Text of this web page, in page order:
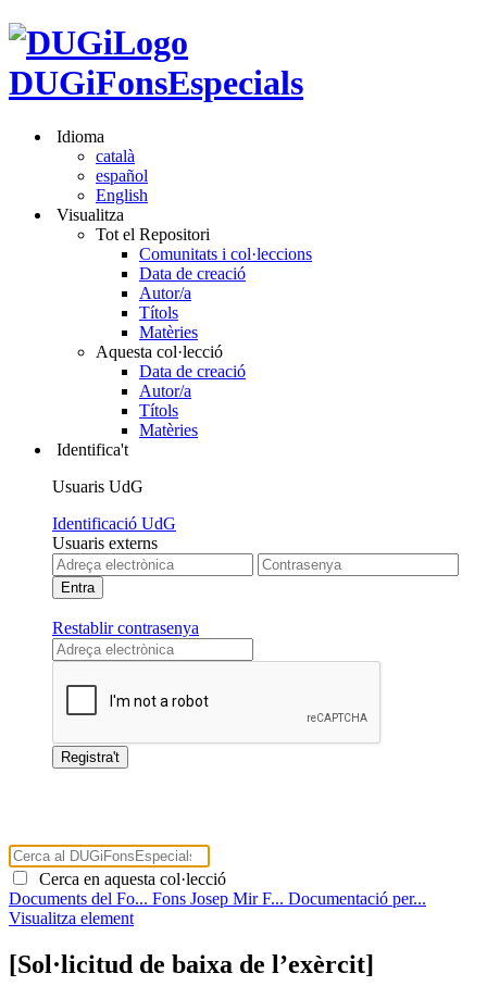
DUGiFonsEspecials
Idioma
català
español
English
Visualitza
Tot el Repositori
Comunitats i col·leccions
Data de creació
Autor/a
Títols
Matèries
Aquesta col·lecció
Data de creació
Autor/a
Títols
Matèries
Identifica't
Usuaris UdG
Identificació UdG
Usuaris externs
Restablir contrasenya
Cerca en aquesta col·lecció
Documents del Fo... Fons Josep Mir F... Documentació per...
Visualitza element
[Sol·licitud de baixa de l’exèrcit]